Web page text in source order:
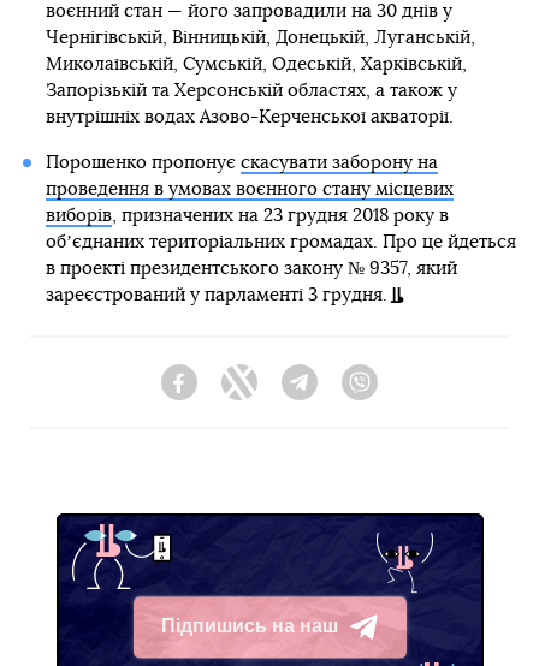
воєнний стан — його запровадили на 30 днів у
Чернігівській, Вінницькій, Донецькій, Луганській,
Миколаївській, Сумській, Одеській, Харківській,
Запорізькій та Херсонській областях, а також у
внутрішніх водах Азово-Керченської акваторії.
Порошенко пропонує скасувати заборону на
проведення в умовах воєнного стану місцевих
виборів, призначених на 23 грудня 2018 року в
обʼєднаних територіальних громадах. Про це йдеться
в проекті президентського закону № 9357, який
зареєстрований у парламенті 3 грудня.
FacebookTwitter Telegram
Підпишись на наш
Telegram